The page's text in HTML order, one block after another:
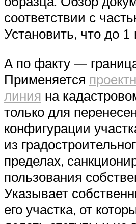
соответствии с
Установить, что до 1
А по факту —
Применяется
линия на
только для
конфигурации
из
пределах,
пользования
Указывает
его участка, от